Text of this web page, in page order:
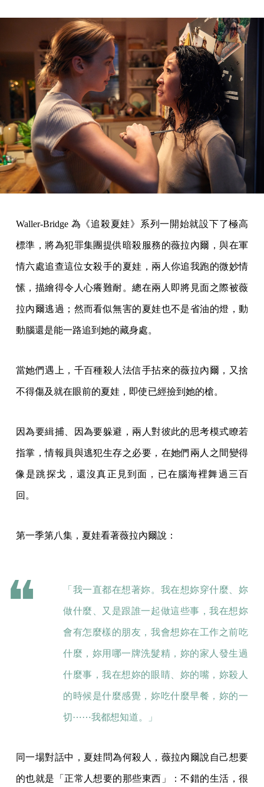
Waller-Bridge 為《追殺夏娃》系列一開始就設下了極高
標準，將為犯罪集團提供暗殺服務的薇拉內爾，與在軍
情六處追查這位女殺手的夏娃，兩人你追我跑的微妙情
愫，描繪得令人心癢難耐。總在兩人即將見面之際被薇
拉內爾逃過；然而看似無害的夏娃也不是省油的燈，動
動腦還是能一路追到她的藏身處。
當她們遇上，千百種殺人法信手拈來的薇拉內爾，又捨
不得傷及就在眼前的夏娃，即使已經撿到她的槍。
因為要緝捕、因為要躲避，兩人對彼此的思考模式瞭若
指掌，情報員與逃犯生存之必要，在她們兩人之間變得
像是跳探戈，還沒真正見到面，已在腦海裡舞過三百
回。
第一季第八集，夏娃看著薇拉內爾說：
「我一直都在想著妳。我在想妳穿什麼、妳
做什麼、又是跟誰一起做這些事，我在想妳
會有怎麼樣的朋友，我會想妳在工作之前吃
什麼，妳用哪一牌洗髮精，妳的家人發生過
什麼事，我在想妳的眼睛、妳的嘴，妳殺人
的時候是什麼感覺，妳吃什麼早餐，妳的一
切⋯⋯我都想知道。」
同一場對話中，夏娃問為何殺人，薇拉內爾說自己想要
的也就是「正常人想要的那些東西」：不錯的生活，很